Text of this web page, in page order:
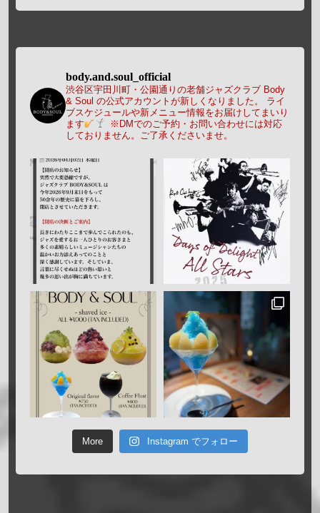
body.and.soul_official
渋谷区宇田川町・公園通りの老舗ジャズクラブ Body
& Soul の公式アカウントが新しくなりました。
ライ
ブスケジュールや新メニュー情報をお届けしてまいり
ます
※DMでのご予約・お問い合わせには対応
しておりません。ご了承くださいませ。
More Instagram でフォロー